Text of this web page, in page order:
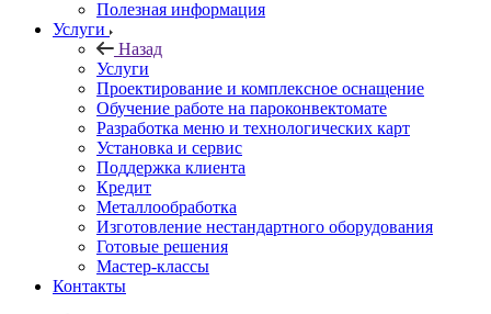
Полезная информация
Услуги
Назад
Услуги
Проектирование и комплексное оснащение
Обучение работе на пароконвектомате
Разработка меню и технологических карт
Установка и сервис
Поддержка клиента
Кредит
Металлообработка
Изготовление нестандартного оборудования
Готовые решения
Мастер-классы
Контакты